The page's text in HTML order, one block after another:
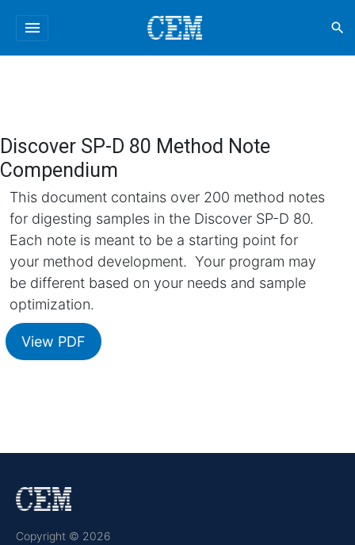
menu search
Discover SP-D 80 Method Note
Compendium
This document contains over 200 method notes
for digesting samples in the Discover SP-D 80.
Each note is meant to be a starting point for
your method development. Your program may
be different based on your needs and sample
optimization.
View PDF
Copyright © 2026